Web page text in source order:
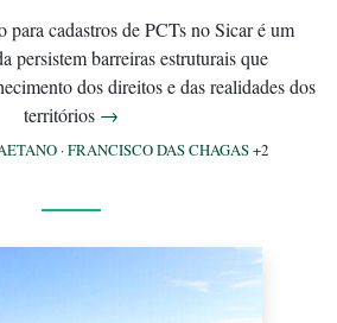
cadastros de PCTs no Sicar é um
persistem barreiras estruturais que
dos direitos e das realidades dos
territórios →
·FRANCISCO DAS CHAGAS+2